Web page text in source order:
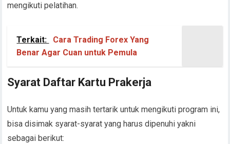
mengikuti pelatihan.
Terkait:
Cara Trading Forex Yang
Benar Agar Cuan untuk Pemula
Syarat Daftar Kartu Prakerja
Untuk kamu yang masih tertarik untuk mengikuti program ini,
bisa disimak syarat-syarat yang harus dipenuhi yakni
sebagai berikut: